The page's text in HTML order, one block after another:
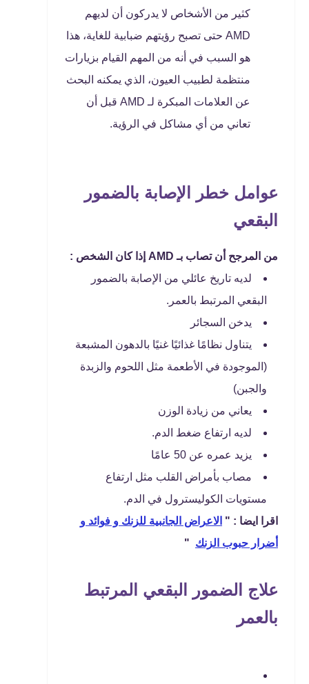
كثير من الأشخاص لا يدركون أن لديهم
AMD حتى تصبح رؤيتهم ضبابية للغاية، هذا
هو السبب في أنه من المهم القيام بزيارات
منتظمة لطبيب العيون، الذي يمكنه البحث
عن العلامات المبكرة لـ AMD قبل أن
تعاني من أي مشاكل في الرؤية.
عوامل خطر الإصابة بالضمور
البقعي
من المرجح أن تصاب بـ AMD إذا كان الشخص :
لديه تاريخ عائلي من الإصابة بالضمور
البقعي المرتبط بالعمر.
يدخن السجائر
يتناول نظامًا غذائيًا غنيًا بالدهون المشبعة
(الموجودة في الأطعمة مثل اللحوم والزبدة
والجبن)
يعاني من زيادة الوزن
لديه ارتفاع ضغط الدم.
يزيد عمره عن 50 عامًا
مصاب بأمراض القلب مثل ارتفاع
مستويات الكوليسترول في الدم.
اقرا ايضا : " الاعراض الجانبية للزنك و فوائد و
أضرار حبوب الزنك "
علاج الضمور البقعي المرتبط
بالعمر